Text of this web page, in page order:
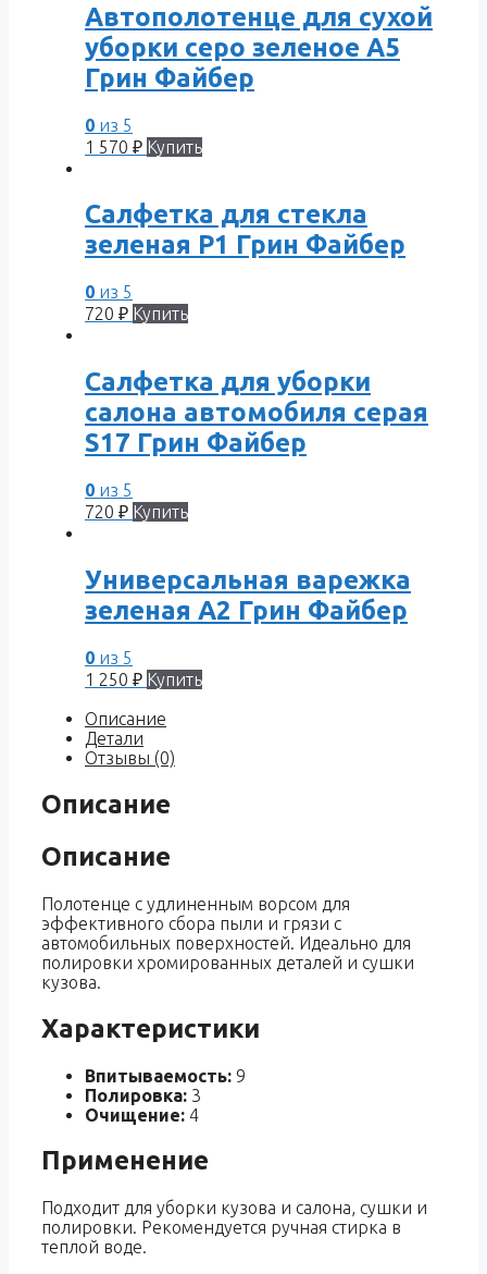
Автополотенце для сухой
уборки серо зеленое A5
Грин Файбер
0 из 5
1 570 ₽ Купить
Салфетка для стекла
зеленая P1 Грин Файбер
0 из 5
720 ₽ Купить
Салфетка для уборки
салона автомобиля серая
S17 Грин Файбер
0 из 5
720 ₽ Купить
Универсальная варежка
зеленая A2 Грин Файбер
0 из 5
1 250 ₽ Купить
Описание
Детали
Отзывы (0)
Описание
Описание
Полотенце с удлиненным ворсом для
эффективного сбора пыли и грязи с
автомобильных поверхностей. Идеально для
полировки хромированных деталей и сушки
кузова.
Характеристики
Впитываемость: 9
Полировка: 3
Очищение: 4
Применение
Подходит для уборки кузова и салона, сушки и
полировки. Рекомендуется ручная стирка в
теплой воде.